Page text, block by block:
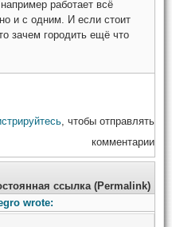
работает всё
и с одним. И если стоит
зачем городить ещё что
, чтобы отправлять
комментарии
ссылка (Permalink)
wrote: